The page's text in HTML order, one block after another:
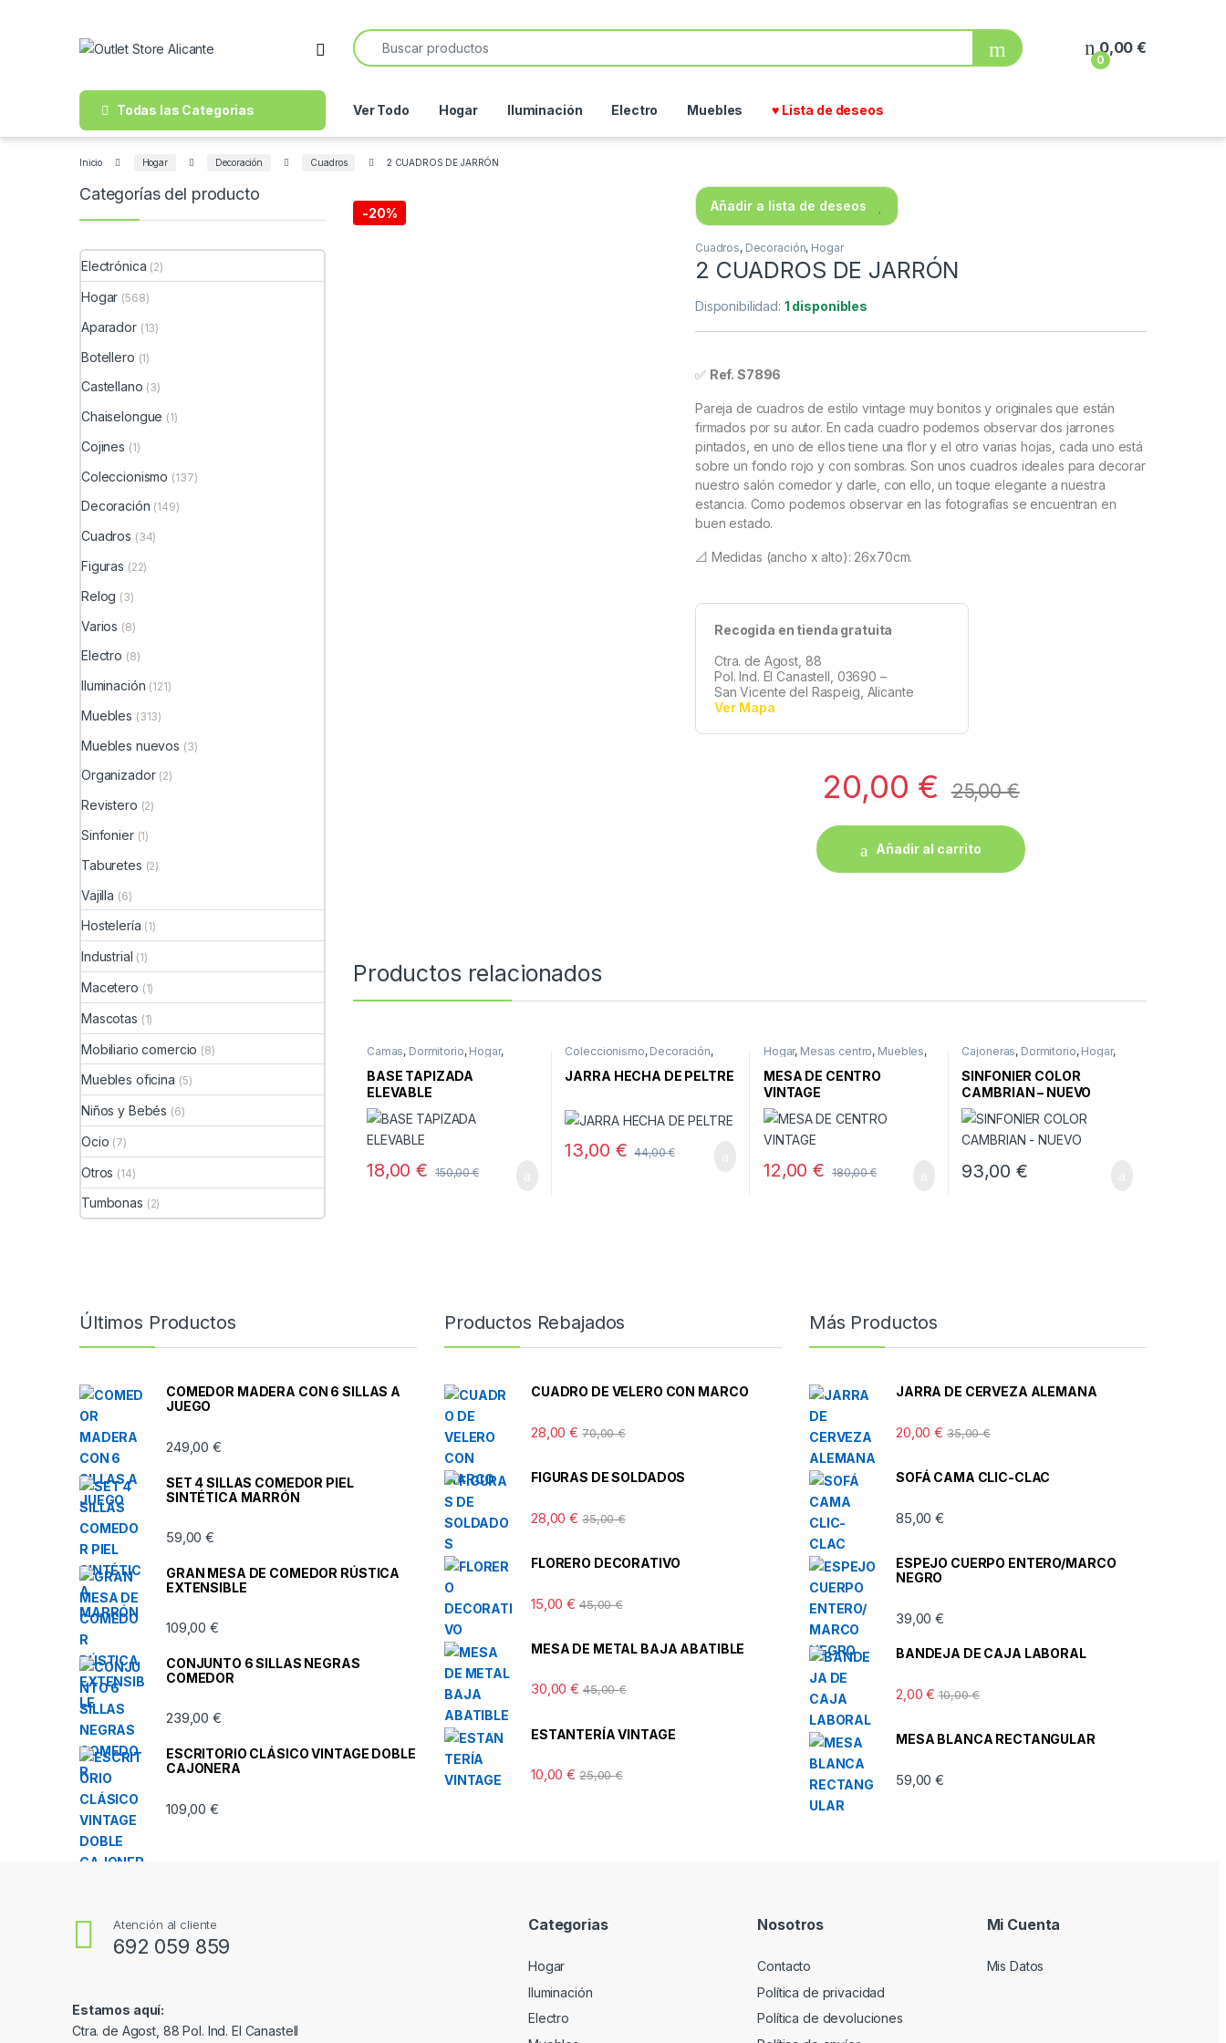
Open
Search for:
0
0,00€
Todas las Categorias Ver Todo Hogar Iluminación Electro Muebles ♥ Lista de deseos
Inicio Hogar Decoración Cuadros 2 CUADROS DE JARRÓN
-20% Añadir a lista de deseos
Cuadros, Decoración, Hogar
2 CUADROS DE JARRÓN
Disponibilidad: 1 disponibles
✅ Ref. S7896
Pareja de cuadros de estilo vintage muy bonitos y originales que están
firmados por su autor. En cada cuadro podemos observar dos jarrones
pintados, en uno de ellos tiene una flor y el otro varias hojas, cada uno está
sobre un fondo rojo y con sombras. Son unos cuadros ideales para decorar
nuestro salón comedor y darle, con ello, un toque elegante a nuestra
estancia. Como podemos observar en las fotografías se encuentran en
buen estado.
📐 Medidas (ancho x alto): 26x70cm.
Recogida en tienda gratuita
Ctra. de Agost, 88
Pol. Ind. El Canastell, 03690 –
San Vicente del Raspeig, Alicante
Ver Mapa
20,00 € 25,00€
Añadir al carrito
Productos relacionados
Camas, Dormitorio, Hogar,
BASE TAPIZADA
ELEVABLE
18,00€ 150,00€
Coleccionismo, Decoración,
JARRA HECHA DE PELTRE
13,00 € 44,00€
Hogar, Mesas centro, Muebles,
MESA DE CENTRO
VINTAGE
12,00€ 180,00€
Cajoneras, Dormitorio, Hogar,
SINFONIER COLOR
CAMBRIAN – NUEVO
93,00 €
Categorías del producto
Electrónica (2)
Hogar (568)
Aparador (13)
Botellero (1)
Castellano (3)
Chaiselongue (1)
Cojines (1)
Coleccionismo (137)
Decoración (149)
Cuadros (34)
Figuras (22)
Relog (3)
Varios (8)
Electro (8)
Iluminación (121)
Muebles (313)
Muebles nuevos (3)
Organizador (2)
Revistero (2)
Sinfonier (1)
Taburetes (2)
Vajilla (6)
Hostelería (1)
Industrial (1)
Macetero (1)
Mascotas (1)
Mobiliario comercio (8)
Muebles oficina (5)
Niños y Bebés (6)
Ocio (7)
Otros (14)
Tumbonas (2)
Últimos Productos
COMEDOR MADERA CON 6 SILLAS A
JUEGO
249,00€
SET 4 SILLAS COMEDOR PIEL
SINTÉTICA MARRÓN
59,00€
GRAN MESA DE COMEDOR RÚSTICA
EXTENSIBLE
109,00€
CONJUNTO 6 SILLAS NEGRAS
COMEDOR
239,00€
ESCRITORIO CLÁSICO VINTAGE DOBLE
CAJONERA
109,00€
Productos Rebajados
CUADRO DE VELERO CON MARCO
28,00€ 70,00€
FIGURAS DE SOLDADOS
28,00€ 35,00€
FLORERO DECORATIVO
15,00€ 45,00€
MESA DE METAL BAJA ABATIBLE
30,00€ 45,00€
ESTANTERÍA VINTAGE
10,00€ 25,00€
Más Productos
JARRA DE CERVEZA ALEMANA
20,00€ 35,00€
SOFÁ CAMA CLIC-CLAC
85,00€
ESPEJO CUERPO ENTERO/MARCO
NEGRO
39,00€
BANDEJA DE CAJA LABORAL
2,00€ 10,00€
MESA BLANCA RECTANGULAR
59,00€
Atención al cliente
692 059 859
Estamos aquí:
Ctra. de Agost, 88 Pol. Ind. El Canastell
Categorias
Hogar
Iluminación
Electro
Nosotros
Contacto
Política de privacidad
Política de devoluciones
Mi Cuenta
Mis Datos